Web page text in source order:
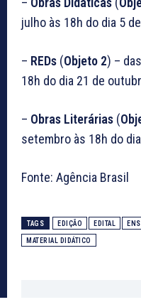
julho às 18h do dia 5
– REDs (Objeto 2) –
18h do dia 21 de
– Obras Literárias (
setembro às 18h do
Fonte: Agência Brasil
TAGS EDIÇÃO EDITAL
MATERIAL DIDÁTICO